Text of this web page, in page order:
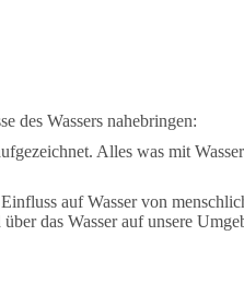
des Wassers nahebringen:
Alles was mit
auf Wasser von
das Wasser auf unsere